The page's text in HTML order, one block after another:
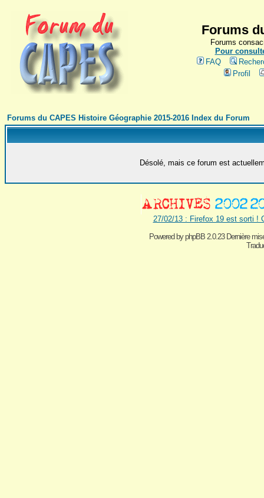
Forums
Forums
Pour
FAQ
Profil
Forums du CAPES Histoire Géographie 2015-2016 Index du Forum
Désolé, mais ce forum est
27/02/13 : Firefox 19 est sorti !
Powered byphpBB 2.0.23 Dernière